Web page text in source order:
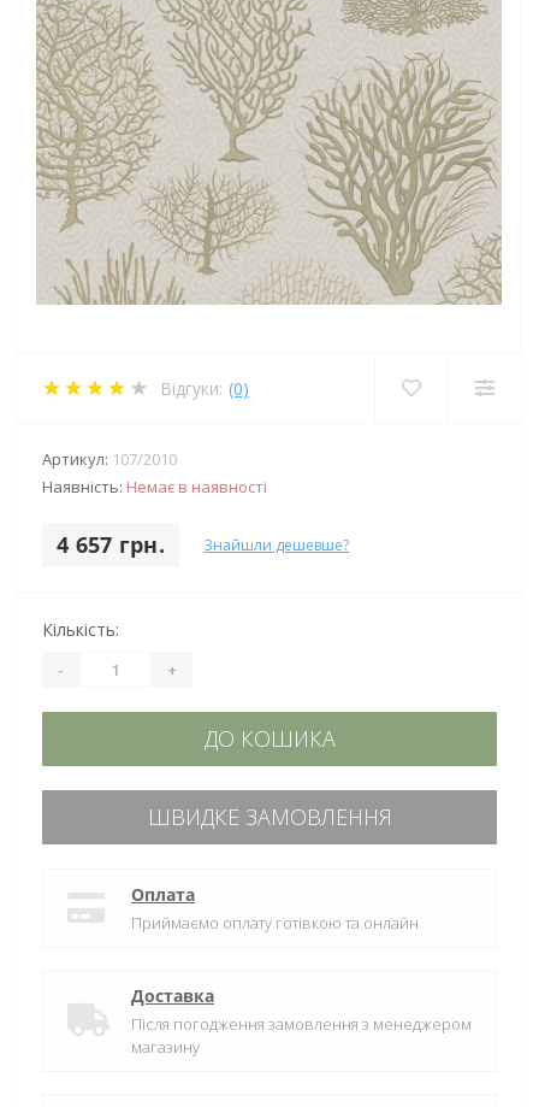
Відгуки: (0)
Артикул: 107/2010
Наявність: Немає в наявності
4 657 грн. Знайшли дешевше?
Кількість:
- +
ДО КОШИКА
ШВИДКЕ ЗАМОВЛЕННЯ
Оплата
Приймаємо оплату готівкою та онлайн
Доставка
Після погодження замовлення з менеджером
магазину